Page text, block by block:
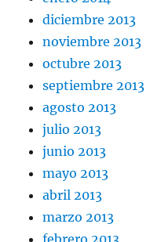
diciembre 2013
noviembre 2013
octubre 2013
septiembre 2013
agosto 2013
julio 2013
junio 2013
mayo 2013
abril 2013
marzo 2013